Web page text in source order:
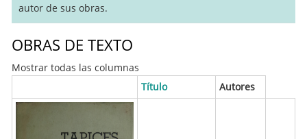
autor de sus obras.
OBRAS DE TEXTO
Mostrar todas las columnas
Título
Autores